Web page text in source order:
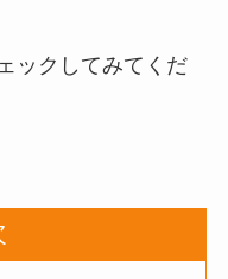
ックしてみてくだ